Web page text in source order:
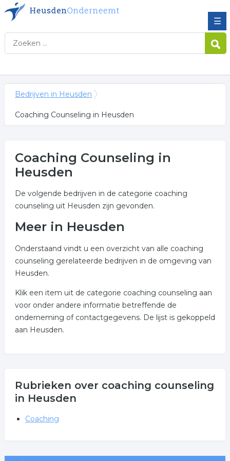
☰
Bedrijven in Heusden
Coaching Counseling in Heusden
Coaching Counseling in
Heusden
De volgende bedrijven in de categorie coaching
counseling uit Heusden zijn gevonden.
Meer in Heusden
Onderstaand vindt u een overzicht van alle coaching
counseling gerelateerde bedrijven in de omgeving van
Heusden.
Klik een item uit de categorie coaching counseling aan
voor onder andere informatie betreffende de
onderneming of contactgegevens. De lijst is gekoppeld
aan Heusden.
Rubrieken over coaching counseling
in Heusden
Coaching